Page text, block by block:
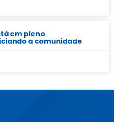
em pleno
a comunidade